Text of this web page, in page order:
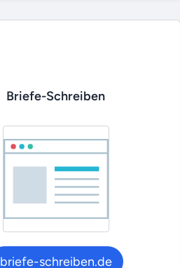
Briefe-Schreiben
briefe-schreiben.de